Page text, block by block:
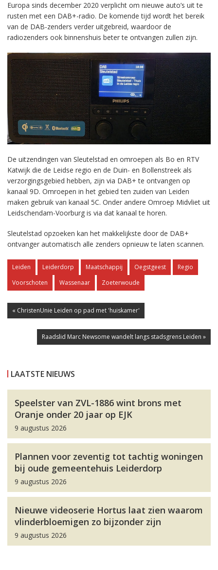
Europa sinds december 2020 verplicht om nieuwe auto’s uit te
rusten met een DAB+-radio. De komende tijd wordt het bereik
van de DAB-zenders verder uitgebreid, waardoor de
radiozenders ook binnenshuis beter te ontvangen zullen zijn.
De uitzendingen van Sleutelstad en omroepen als Bo en RTV
Katwijk die de Leidse regio en de Duin- en Bollenstreek als
verzorgingsgebied hebben, zijn via DAB+ te ontvangen op
kanaal 9D. Omroepen in het gebied ten zuiden van Leiden
maken gebruik van kanaal 5C. Onder andere Omroep Midvliet uit
Leidschendam-Voorburg is via dat kanaal te horen.
Sleutelstad opzoeken kan het makkelijkste door de DAB+
ontvanger automatisch alle zenders opnieuw te laten scannen.
Leiden Leiderdorp Maatschappij Oegstgeest
Regio
Voorschoten
Wassenaar Zoeterwoude
« ChristenUnie Leiden op pad met 'huiskamer'
Raadslid Marc Newsome wandelt langs stadsgrens Leiden »
LAATSTE NIEUWS
Speelster van ZVL-1886 wint brons met
Oranje onder 20 jaar op EJK
9 augustus 2026
Plannen voor zeventig tot tachtig woningen
bij oude gemeentehuis Leiderdorp
9 augustus 2026
Nieuwe videoserie Hortus laat zien waarom
vlinderbloemigen zo bijzonder zijn
9 augustus 2026